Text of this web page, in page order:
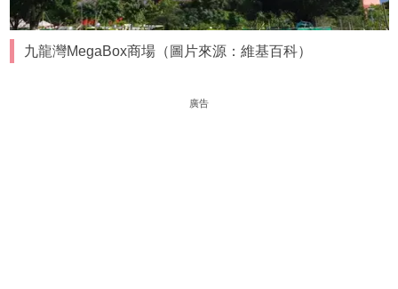
九龍灣MegaBox商場（圖片來源：維基百科）
廣告